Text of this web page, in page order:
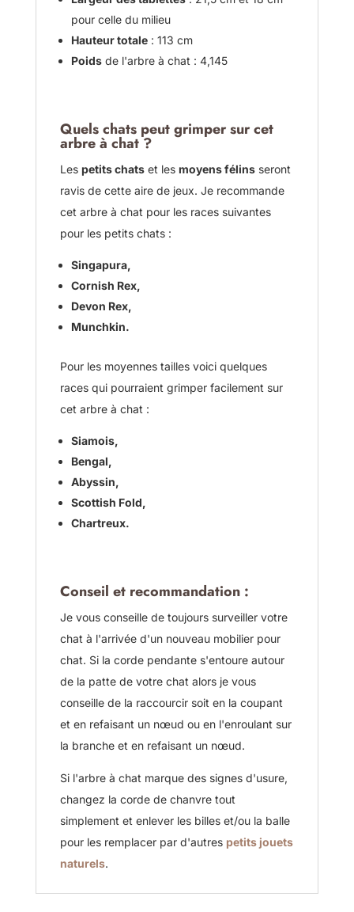
pour celle du milieu
Hauteur totale: 113 cm
Poidsde l'arbre à chat : 4,145
Quels chats peut grimper sur cet
arbre à chat ?
Les petits chatset les moyens félinsseront
ravis de cette aire de jeux. Je recommande
cet arbre à chat pour les races suivantes
pour les petits chats :
Singapura,
Cornish Rex,
Devon Rex,
Munchkin.
Pour les moyennes tailles voici quelques
races qui pourraient grimper facilement sur
cet arbre à chat :
Siamois,
Bengal,
Abyssin,
Scottish Fold,
Chartreux.
Conseil et recommandation :
Je vous conseille de toujours surveiller votre
chat à l'arrivée d'un nouveau mobilier pour
chat. Si la corde pendante s'entoure autour
de la patte de votre chat alors je vous
conseille de la raccourcir soit en la coupant
et en refaisant un nœud ou en l'enroulant sur
la branche et en refaisant un nœud.
Si l'arbre à chat marque des signes d'usure,
changez la corde de chanvre tout
simplement et enlever les billes et/ou la balle
pour les remplacer par d'autres petits jouets
naturels.